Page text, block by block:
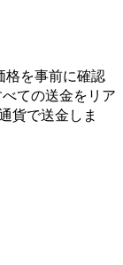
格を事前に確認
ての送金をリア
貨で送金しま